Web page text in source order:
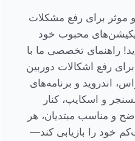
موثر برای رفع مشکلات
محبوب خود
راهنمای تخصصی ما با
رفع اشکالات دوربین
اندروید و برنامه‌های
و اسکایپ، کنار
و مناسب مبتدیان، هر
خود را بازیابی کند—